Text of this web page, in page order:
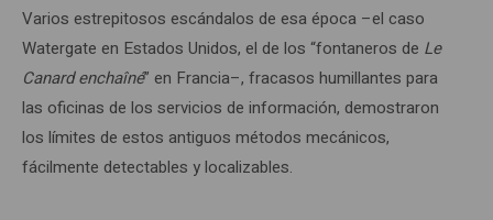
Varios estrepitosos escándalos de esa época –el caso
Watergate en Estados Unidos, el de los “fontaneros de Le
Canard enchaîné” en Francia–, fracasos humillantes para
las oficinas de los servicios de información, demostraron
los límites de estos antiguos métodos mecánicos,
fácilmente detectables y localizables.